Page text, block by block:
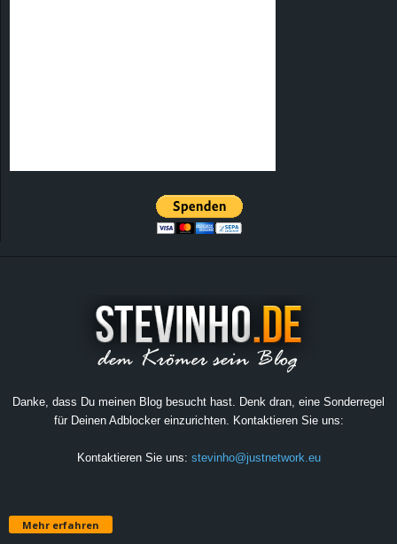
Danke, dass Du meinen Blog besucht hast. Denk dran, eine Sonderregel
für Deinen Adblocker einzurichten. Kontaktieren Sie uns:
Kontaktieren Sie uns: stevinho@justnetwork.eu
Mehr erfahren